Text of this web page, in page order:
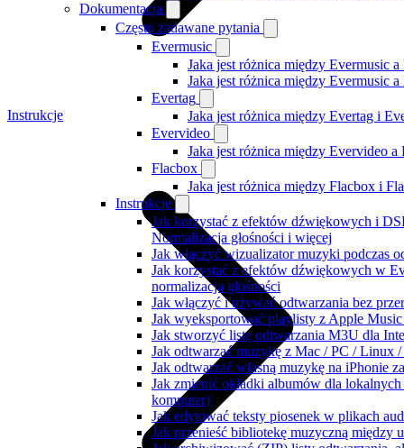
Dokumentacja
Często zadawane pytania
Evermusic
Jaka jest różnica między Evermusic
Jaka jest różnica między Evermusic
Evertag
Jaka jest różnica między Evertag i
Evervideo
Jaka jest różnica między Evervideo a
Flacbox
Jaka jest różnica między Flacbox i
Instrukcje
Jak korzystać z efektów dźwiękowych i
Normalizacja głośności i więcej
Jak włączyć wizualizator muzyki podczas
Jak korzystać z efektów dźwiękowych w
normalizacja głośności
Jak włączyć i używać odtwarzania bez
Jak wyeksportować playlisty z Apple
Jak stworzyć listę odtwarzania M3U dla
Jak odtwarzać muzykę z Mac / PC /
Jak odtwarzać własną muzykę na iPhonie
Jak zmienić okładki albumów dla
komputer)
Jak edytować teksty piosenek w plikach
Jak przenieść bibliotekę muzyczną
Instrukcje